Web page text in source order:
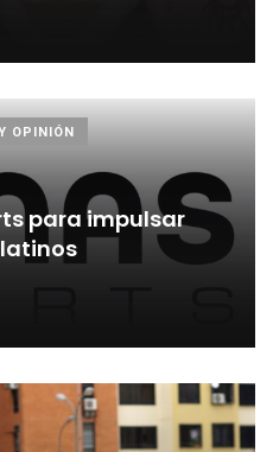
OPINIÓN
para impulsar